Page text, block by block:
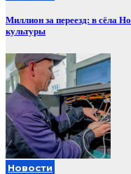
Миллион за переезд: в сёла
культуры
Новости